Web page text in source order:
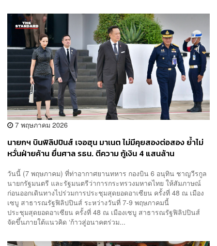
7 พฤษภาคม 2026
นายกฯ บินฟิลิปปินส์ เจอฮุน มาเนต ไม่มีคุยสองต่อสอง ย้ำไม่
หวั่นฝ่ายค้าน ยื่นศาล รธน. ตีความ กู้เงิน 4 แสนล้าน
วันนี้ (7 พฤษภาคม) ที่ท่าอากาศยานทหาร กองบิน 6 อนุทิน ชาญวีรกูล
นายกรัฐมนตรี และรัฐมนตรีว่าการกระทรวงมหาดไทย ให้สัมภาษณ์
ก่อนออกเดินทางไปร่วมการประชุมสุดยอดอาเซียน ครั้งที่ 48 ณ เมือง
เซบู สาธารณรัฐฟิลิปปินส์ ระหว่างวันที่ 7-9 พฤษภาคมนี้
ประชุมสุดยอดอาเซียน ครั้งที่ 48 ณ เมืองเซบู สาธารณรัฐฟิลิปปินส์
จัดขึ้นภายใต้แนวคิด ‘ก้าวสู่อนาคตร่วม...